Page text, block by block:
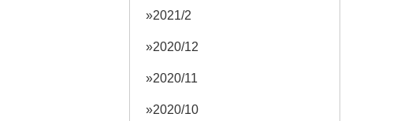
2021/2
2020/12
2020/11
2020/10